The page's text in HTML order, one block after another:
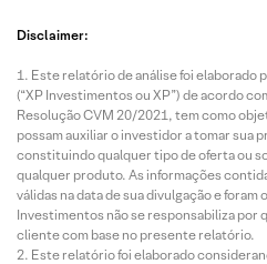
Disclaimer:
Este relatório de análise foi elaborado
(“XP Investimentos ou XP”) de acordo
Resolução CVM 20/2021, tem como
possam auxiliar o investidor a tomar sua
constituindo qualquer tipo de oferta ou
qualquer produto. As informações
válidas na data de sua divulgação e
Investimentos não se responsabiliza por
cliente com base no presente relatório.
Este relatório foi elaborado